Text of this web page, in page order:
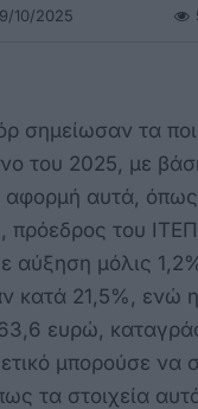
10/2025
σημείωσαν τα
του 2025, με
αυτά,
πρόεδρος του
αύξηση μόλις
κατά 21,5%, ενώ
ευρώ,
μπορούσε
τα στοιχεία